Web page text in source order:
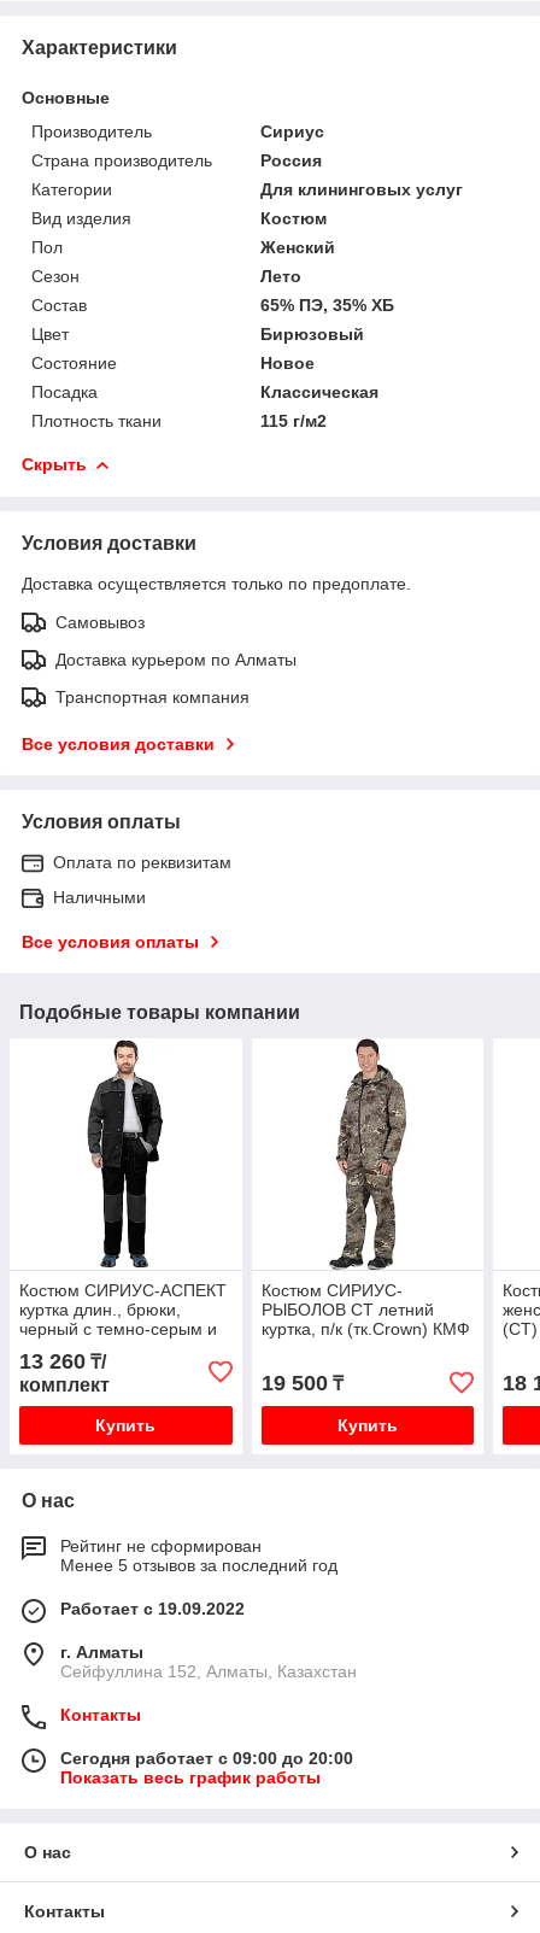
Характеристики
Основные
Производитель
Сириус
Страна производитель
Россия
Категории
Для клининговых услуг
Вид изделия
Костюм
Пол
Женский
Сезон
Лето
Состав
65% ПЭ, 35% ХБ
Цвет
Бирюзовый
Состояние
Новое
Посадка
Классическая
Плотность ткани
115 г/м2
Скрыть
Условия доставки
Доставка осуществляется только по предоплате.
Самовывоз
Доставка курьером по Алматы
Транспортная компания
Все условия доставки
Условия оплаты
Оплата по реквизитам
Наличными
Все условия оплаты
Подобные товары компании
Костюм СИРИУС-АСПЕКТ
куртка длин., брюки,
черный с темно-серым и
светло-серой отделкой
13 260 ₸/
комплект
Купить
Костюм СИРИУС-
РЫБОЛОВ СТ летний
куртка, п/к (тк.Crown) КМФ
19 500₸
Купить
(СТ)
18
О нас
Рейтинг не сформирован
Менее 5 отзывов за последний год
Работает с 19.09.2022
г. Алматы
Сейфуллина 152, Алматы, Казахстан
Контакты
Сегодня работает с 09:00 до 20:00
Показать весь график работы
О нас
Контакты